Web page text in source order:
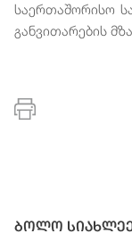
საერთაშორისო
განვითარების
ბოლო